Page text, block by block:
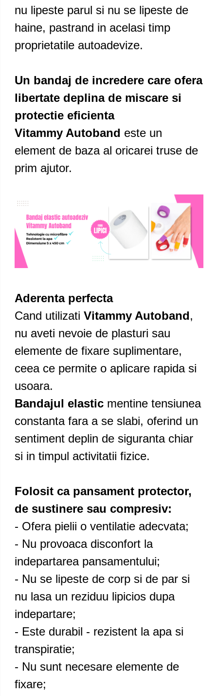
nu lipeste parul si nu se lipeste de
haine, pastrand in acelasi timp
proprietatile autoadevize.
Un bandaj de incredere care ofera
libertate deplina de miscare si
protectie eficienta
Vitammy Autoband este un
element de baza al oricarei truse de
prim ajutor.
Aderenta perfecta
Cand utilizati Vitammy Autoband,
nu aveti nevoie de plasturi sau
elemente de fixare suplimentare,
ceea ce permite o aplicare rapida si
usoara.
Bandajul elastic mentine tensiunea
constanta fara a se slabi, oferind un
sentiment deplin de siguranta chiar
si in timpul activitatii fizice.
Folosit ca pansament protector,
de sustinere sau compresiv:
- Ofera pielii o ventilatie adecvata;
- Nu provoaca disconfort la
indepartarea pansamentului;
- Nu se lipeste de corp si de par si
nu lasa un reziduu lipicios dupa
indepartare;
- Este durabil - rezistent la apa si
transpiratie;
- Nu sunt necesare elemente de
fixare;